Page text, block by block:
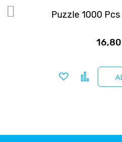
Puzzle 1000
Adicionar a